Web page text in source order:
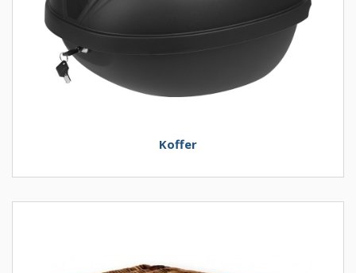
Koffer